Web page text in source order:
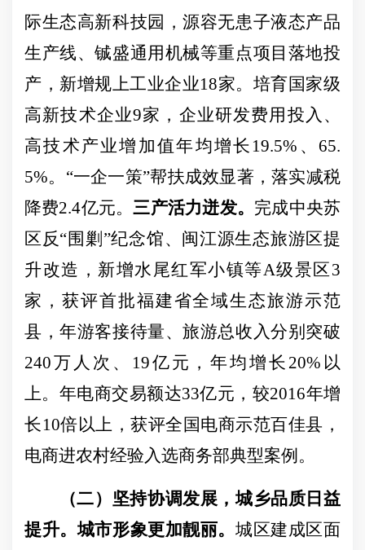
际生态高新科技园，源容无患子液态产品
生产线、铖盛通用机械等重点项目落地投
产， 新增规上工业企业18家。培育国家级
高新技术企业9家，企业研发费用投入、
高技术产业增加值年均增长19.5%、65.
5%。 “一企一策”帮扶成效显著 ，落实减税
降费2.4亿元。三产活力迸发。 完成中央苏
区反“围剿”纪念馆、闽江源生态旅游区提
升改造，新增水尾红军小镇等A级景区3
家，获评首批福建省全域生态旅游示范
县，年游客接待量、旅游总收入分别突破
240万人次、19亿元，年均增长20%以
上。年电商交易额达33亿元，较2016年增
长10倍以上，获评全国电商示范百佳县，
电商进农村经验入选商务部典型案例。
（二）坚持协调发展，城乡品质日益
提升。城市形象更加靓丽。城区建成区面